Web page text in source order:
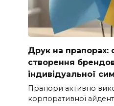
Друк на прапорах:
створення
індивідуальної
Прапори активно
корпоративної